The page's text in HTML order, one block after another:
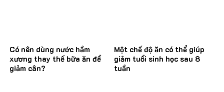
Có nên dùng nước hầm
xương thay thế bữa ăn để
giảm cân?
Một chế độ ăn có thể giúp
giảm tuổi sinh học sau 8
tuần